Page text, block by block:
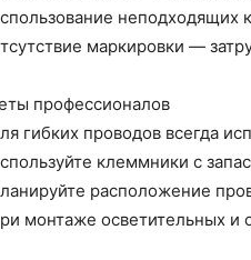
неподходящих
маркировки —
профессионалов
гибких проводов всегда
клеммники с
расположение
монтаже осветительных и